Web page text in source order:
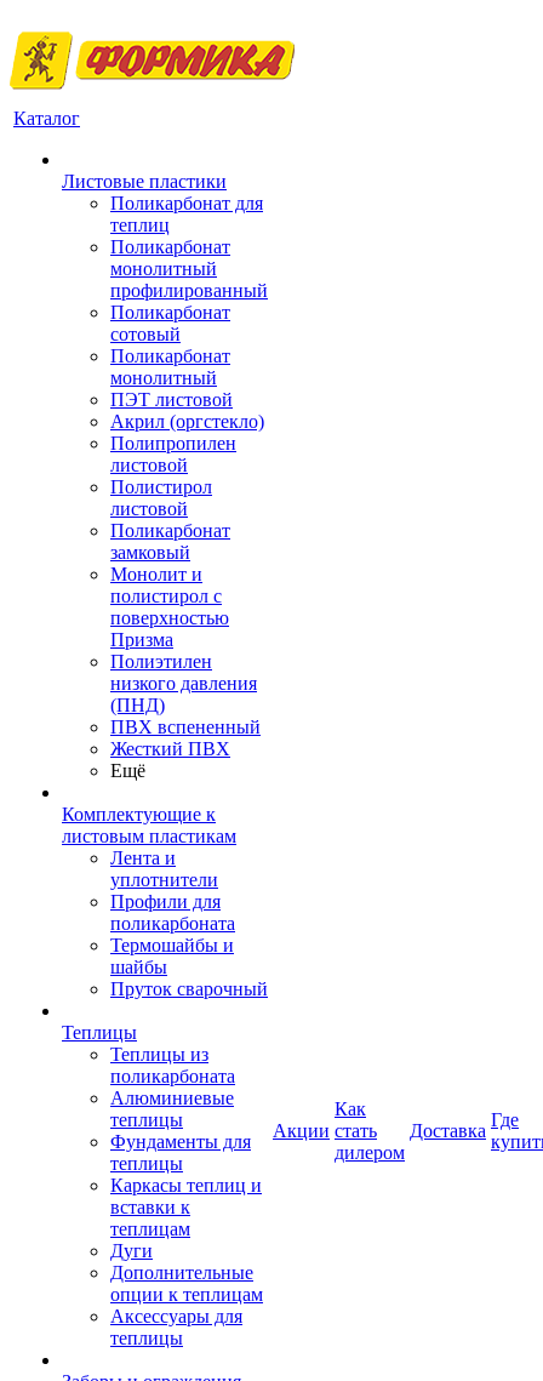
Каталог
Листовые пластики
Поликарбонат для
теплиц
Поликарбонат
монолитный
профилированный
Поликарбонат
сотовый
Поликарбонат
монолитный
ПЭТ листовой
Акрил (оргстекло)
Полипропилен
листовой
Полистирол
листовой
Поликарбонат
замковый
Монолит и
полистирол с
поверхностью
Призма
Полиэтилен
низкого давления
(ПНД)
ПВХ вспененный
Жесткий ПВХ
Ещё
Комплектующие к
листовым пластикам
Лента и
уплотнители
Профили для
поликарбоната
Термошайбы и
шайбы
Пруток сварочный
Теплицы
Теплицы из
поликарбоната
Алюминиевые
теплицы
Фундаменты для
теплицы
Каркасы теплиц и
вставки к
теплицам
Дуги
Дополнительные
опции к теплицам
Аксессуары для
теплицы
Акции
Как
стать
дилером
Доставка
Где